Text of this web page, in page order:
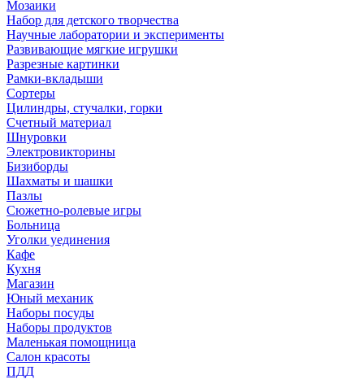
Мозаики
Набор для детского творчества
Научные лаборатории и эксперименты
Развивающие мягкие игрушки
Разрезные картинки
Рамки-вкладыши
Сортеры
Цилиндры, стучалки, горки
Счетный материал
Шнуровки
Электровикторины
Бизиборды
Шахматы и шашки
Пазлы
Сюжетно-ролевые игры
Больница
Уголки уединения
Кафе
Кухня
Магазин
Юный механик
Наборы посуды
Наборы продуктов
Маленькая помощница
Салон красоты
ПДД